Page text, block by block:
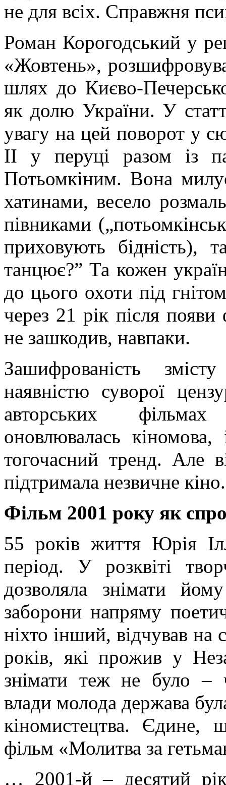
не для всіх. Справжня
Роман Корогодський у
«Жовтень»,
шлях до Києво-
як долю України. У
увагу на цей поворот у
ІІ у перуці разом із
Потьомкіним. Вона
хатинами, весело
півниками
приховують бідність),
танцює?” Та кожен
до цього охоти під
через 21 рік після
не зашкодив, навпаки.
Зашифрованість
наявністю суворої
авторських
оновлювалась
тогочасний тренд. Але
підтримала незвичне кіно.
Фільм 2001 року як
55 років життя Юрія
період. У розквіті
дозволяла знімати
заборони напряму
ніхто інший, відчував
років, які прожив у
знімати теж не було –
влади молода держава
кіномистецтва. Єдине,
фільм «Молитва за
… 2001-й – десятий